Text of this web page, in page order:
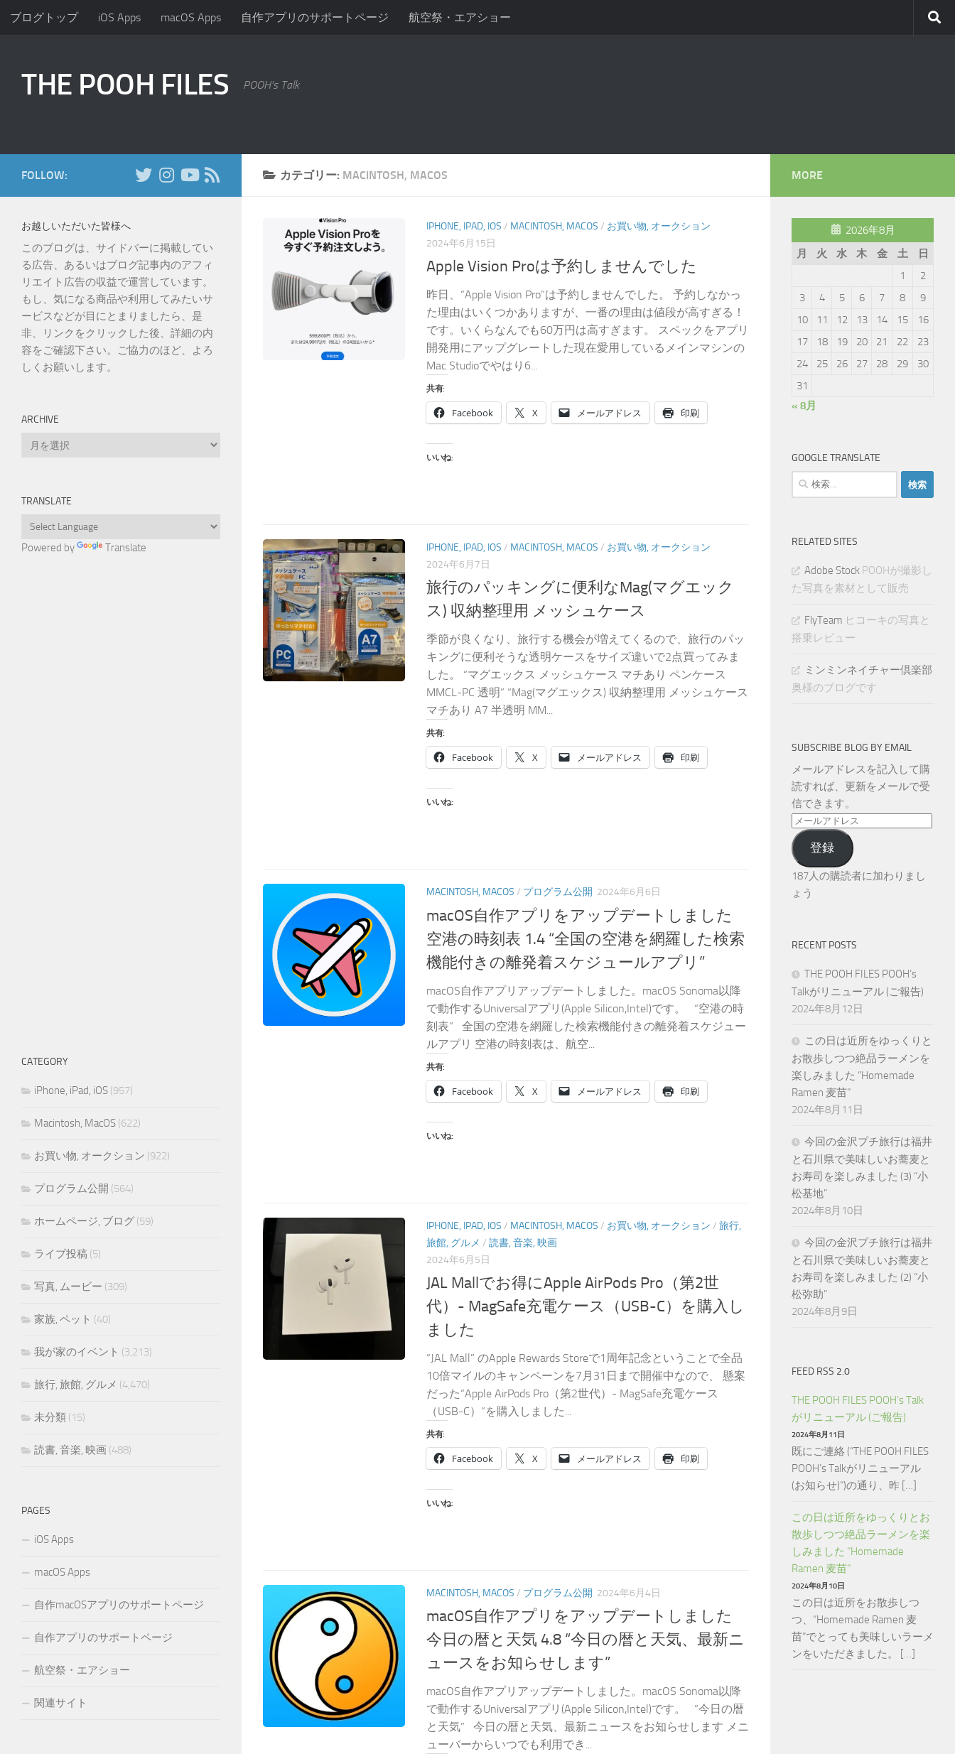
コンテンツへスキップ
ブログトップ iOS Apps macOS Apps 自作アプリのサポートページ 航空祭・エアショー
THE POOH FILES POOH's Talk
カテゴリー: MACINTOSH, MACOS
IPHONE, IPAD, IOS / MACINTOSH, MACOS / お買い物, オークション
2024年6月15日
Apple Vision Proは予約しませんでした
昨日、“Apple Vision Pro”は予約しませんでした。 予約しなかっ
た理由はいくつかありますが、一番の理由は値段が高すぎる！
です。いくらなんでも60万円は高すぎます。 スペックをアプリ
開発用にアップグレートした現在愛用しているメインマシンの
Mac Studioでやはり6...
共有:
Facebook X メールアドレス 印刷
いいね:
IPHONE, IPAD, IOS / MACINTOSH, MACOS / お買い物, オークション
2024年6月7日
旅行のパッキングに便利なMag(マグエック
ス) 収納整理用 メッシュケース
季節が良くなり、旅行する機会が増えてくるので、旅行のパッ
キングに便利そうな透明ケースをサイズ違いで2点買ってみま
した。 “マグエックス メッシュケース マチあり ペンケース
MMCL-PC 透明” “Mag(マグエックス) 収納整理用 メッシュケース
マチあり A7 半透明 MM...
共有:
Facebook X メールアドレス 印刷
いいね:
MACINTOSH, MACOS / プログラム公開 2024年6月6日
macOS自作アプリをアップデートしました
空港の時刻表 1.4 “全国の空港を網羅した検索
機能付きの離発着スケジュールアプリ”
macOS自作アプリアップデートしました。macOS Sonoma以降
で動作するUniversalアプリ(Apple Silicon,Intel)です。 “空港の時
刻表” 全国の空港を網羅した検索機能付きの離発着スケジュー
ルアプリ 空港の時刻表は、航空...
共有:
Facebook X メールアドレス 印刷
いいね:
IPHONE, IPAD, IOS / MACINTOSH, MACOS / お買い物, オークション / 旅行,
旅館, グルメ / 読書, 音楽, 映画
2024年6月5日
JAL Mallでお得にApple AirPods Pro（第2世
代）​​​​​​​- MagSafe充電ケース（USB-C）を購入し
ました
“JAL Mall” のApple Rewards Storeで1周年記念ということで全品
10倍マイルのキャンペーンを7月31日まで開催中なので、 懸案
だった“Apple AirPods Pro（第2世代）​​​​​​​- MagSafe充電ケース
（USB-C）”を購入しました...
共有:
Facebook X メールアドレス 印刷
いいね:
MACINTOSH, MACOS / プログラム公開 2024年6月4日
macOS自作アプリをアップデートしました
今日の暦と天気 4.8 “今日の暦と天気、最新ニ
ュースをお知らせします”
macOS自作アプリアップデートしました。macOS Sonoma以降
で動作するUniversalアプリ(Apple Silicon,Intel)です。 “今日の暦
と天気” 今日の暦と天気、最新ニュースをお知らせします メニ
ューバーからいつでも利用でき...
FOLLOW:
お越しいただいた皆様へ
このブログは、サイドバーに掲載してい
る広告、あるいはブログ記事内のアフィ
リエイト広告の収益で運営しています。
もし、気になる商品や利用してみたいサ
ービスなどが目にとまりましたら、是
非、リンクをクリックした後、詳細の内
容をご確認下さい。ご協力のほど、よろ
しくお願いします。
ARCHIVE
Archive
TRANSLATE
Powered by Translate
CATEGORY
iPhone, iPad, iOS (957)
Macintosh, MacOS (622)
お買い物, オークション (922)
プログラム公開 (564)
ホームページ, ブログ (59)
ライブ投稿 (5)
写真, ムービー (309)
家族, ペット (40)
我が家のイベント (3,213)
旅行, 旅館, グルメ (4,470)
未分類 (15)
読書, 音楽, 映画 (488)
PAGES
iOS Apps
macOS Apps
自作macOSアプリのサポートページ
自作アプリのサポートページ
航空祭・エアショー
関連サイト
MORE
2026年8月
月
火 水 木 金 土
日
1
2
3
4 5 6 7 8
9
10
11 12 13 14 15
16
17
18 19 20 21 22
23
24
25 26 27 28 29
30
31
« 8月
GOOGLE TRANSLATE
検
索:
RELATED SITES
Adobe Stock POOHが撮影し
た写真を素材として販売
FlyTeam ヒコーキの写真と
搭乗レビュー
ミンミンネイチャー倶楽部
奥様のブログです
SUBSCRIBE BLOG BY EMAIL
メールアドレスを記入して購
読すれば、更新をメールで受
信できます。
メ
ー
ル
ア
ド
登録
187人の購読者に加わりまし
ょう
RECENT POSTS
THE POOH FILES POOH’s
Talkがリニューアル (ご報告)
2024年8月12日
この日は近所をゆっくりと
お散歩しつつ絶品ラーメンを
楽しみました “Homemade
Ramen 麦苗”
2024年8月11日
今回の金沢プチ旅行は福井
と石川県で美味しいお蕎麦と
お寿司を楽しみました (3) “小
松基地”
2024年8月10日
今回の金沢プチ旅行は福井
と石川県で美味しいお蕎麦と
お寿司を楽しみました (2) “小
松弥助”
2024年8月9日
FEED RSS 2.0
THE POOH FILES POOH’s Talk
がリニューアル (ご報告)
2024年8月11日
既にご連絡 (“THE POOH FILES
POOH’s Talkがリニューアル
(お知らせ)“)の通り、昨 […]
この日は近所をゆっくりとお
散歩しつつ絶品ラーメンを楽
しみました “Homemade
Ramen 麦苗”
2024年8月10日
この日は近所をお散歩しつ
つ、”Homemade Ramen 麦
苗”でとっても美味しいラーメ
ンをいただきました。 […]